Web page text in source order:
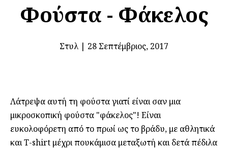
Φούστα - Φάκελος
Στυλ| 28 Σεπτέμβριος, 2017
Λάτρεψα αυτή τη φούστα γιατί είναι σαν μια
μικροσκοπική φούστα "φάκελος"! Είναι
ευκολοφόρετη από το πρωί ως το βράδυ, με αθλητικά
και T-shirt μέχρι πουκάμισα μεταξωτή και δετά πέδιλα